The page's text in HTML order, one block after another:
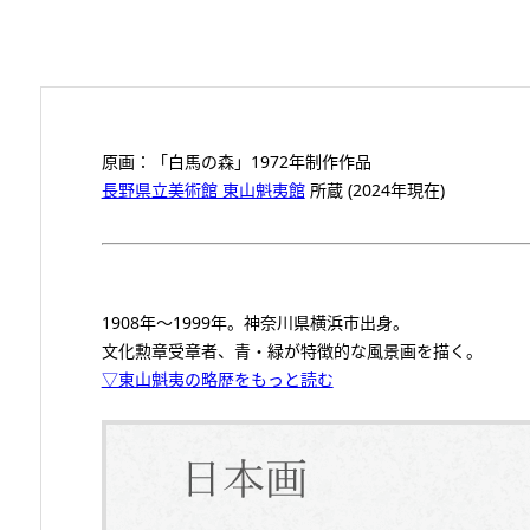
原画：「白馬の森」1972年制作作品
長野県立美術館 東山魁夷館所蔵 (2024年現在)
1908年～1999年。神奈川県横浜市出身。
文化勲章受章者、青・緑が特徴的な風景画を描く。
▽東山魁夷の略歴をもっと読む